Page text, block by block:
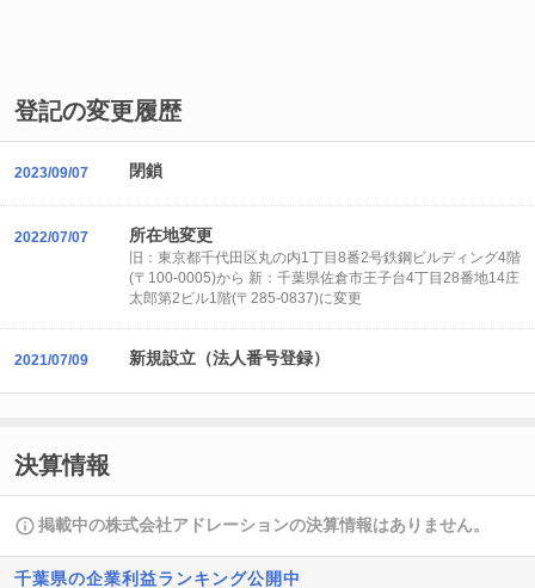
登記の変更履歴
2023/09/07 閉鎖
2022/07/07 所在地変更
旧：東京都千代田区丸の内1丁目8番2号鉄鋼ビルディング4階
(〒100-0005)から 新：千葉県佐倉市王子台4丁目28番地14庄
太郎第2ビル1階(〒285-0837)に変更
2021/07/09 新規設立（法人番号登録）
決算情報
掲載中の株式会社アドレーションの決算情報はありません。
千葉県の企業利益ランキング公開中